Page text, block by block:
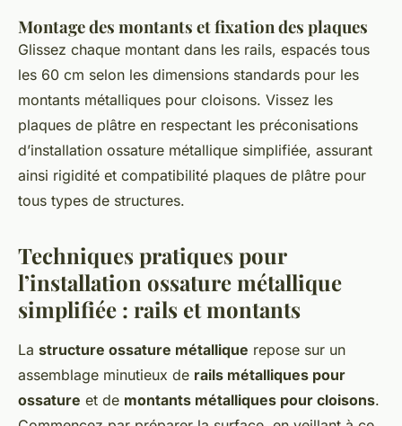
Montage des montants et fixation des plaques
Glissez chaque montant dans les rails, espacés tous
les 60 cm selon les dimensions standards pour les
montants métalliques pour cloisons. Vissez les
plaques de plâtre en respectant les préconisations
d’installation ossature métallique simplifiée, assurant
ainsi rigidité et compatibilité plaques de plâtre pour
tous types de structures.
Techniques pratiques pour
l’installation ossature métallique
simplifiée : rails et montants
La structure ossature métallique repose sur un
assemblage minutieux de rails métalliques pour
ossature et de montants métalliques pour cloisons.